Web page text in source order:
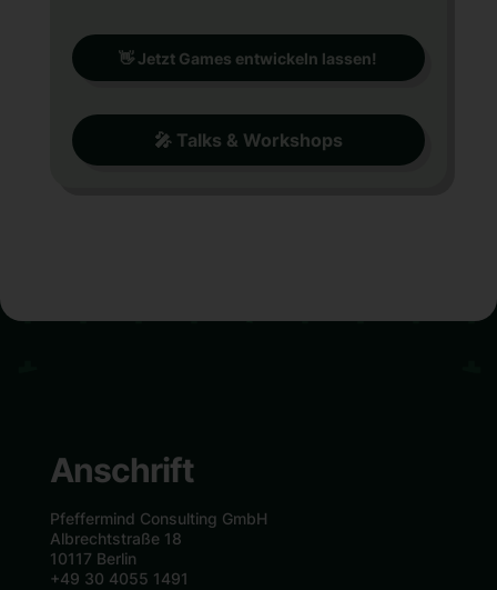
👋 Jetzt Games entwickeln lassen!
🎤 Talks & Workshops
Anschrift
Pfeffermind Consulting GmbH
Albrechtstraße 18
10117 Berlin
+49 30 4055 1491